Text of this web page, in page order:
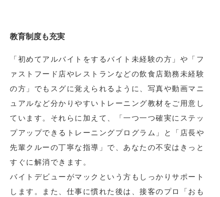
教育制度も充実
「初めてアルバイトをするバイト未経験の方」や「フ
ァストフード店やレストランなどの飲食店勤務未経験
の方」でもスグに覚えられるように、写真や動画マニ
ュアルなど分かりやすいトレーニング教材をご用意し
ています。それらに加えて、「一つ一つ確実にステッ
プアップできるトレーニングプログラム」と「店長や
先輩クルーの丁寧な指導」で、あなたの不安はきっと
すぐに解消できます。
バイトデビューがマックという方もしっかりサポート
します。また、仕事に慣れた後は、接客のプロ「おも